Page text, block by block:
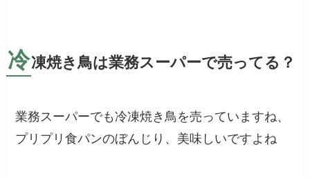
冷凍焼き鳥は業務スーパーで売ってる？
業務スーパーでも冷凍焼き鳥を売っていますね、
プリプリ食パンのぼんじり、美味しいですよね